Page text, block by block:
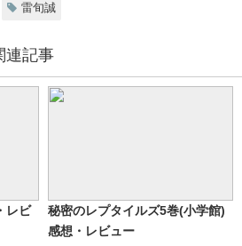
雷旬誠
連記事
レビ
秘密のレプタイルズ5巻(小学館)
感想・レビュー